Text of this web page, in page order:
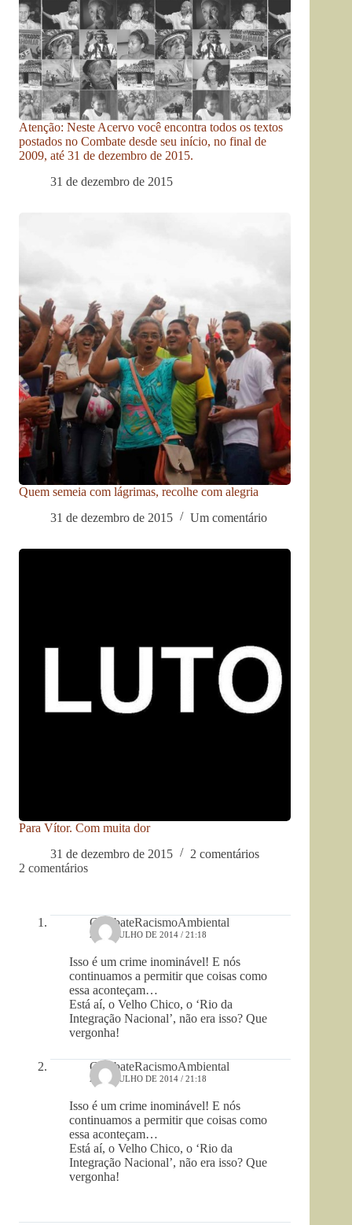
Atenção: Neste Acervo você encontra todos os textos
postados no Combate desde seu início, no final de
2009, até 31 de dezembro de 2015.
31 de dezembro de 2015
Quem semeia com lágrimas, recolhe com alegria
31 de dezembro de 2015
Um comentário
Para Vítor. Com muita dor
31 de dezembro de 2015
2 comentários
2 comentários
CombateRacismoAmbiental
28 DE JULHO DE 2014 / 21:18
Isso é um crime inominável! E nós
continuamos a permitir que coisas como
essa aconteçam…
Está aí, o Velho Chico, o ‘Rio da
Integração Nacional’, não era isso? Que
vergonha!
CombateRacismoAmbiental
28 DE JULHO DE 2014 / 21:18
Isso é um crime inominável! E nós
continuamos a permitir que coisas como
essa aconteçam…
Está aí, o Velho Chico, o ‘Rio da
Integração Nacional’, não era isso? Que
vergonha!